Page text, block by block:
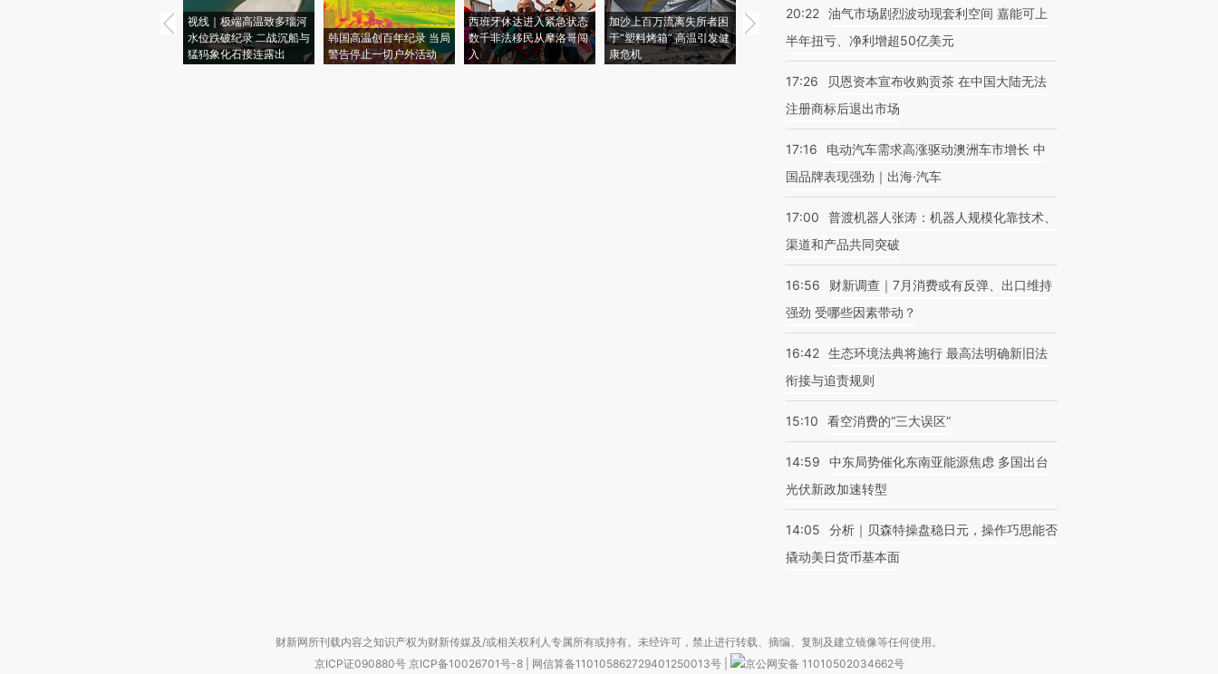
视线｜极端高温致多瑙河
水位跌破纪录 二战沉船与
猛犸象化石接连露出
韩国高温创百年纪录 当局
警告停止一切户外活动
西班牙休达进入紧急状态
数千非法移民从摩洛哥闯
入
加沙上百万流离失所者困
于“塑料烤箱” 高温引发健
康危机
视线｜HYROX的吸金
术：是什么让中产们甘
马航飞行员跨国走私7万
粒摇头丸 尿检体内含3种
视线｜被称为“蟑螂”的印
20:22 油气市场剧烈波动现套利空间 嘉能可上
半年扭亏、净利增超50亿美元
17:26
贝恩资本宣布收购贡茶 在中国大陆无法
注册商标后退出市场
17:16
电动汽车需求高涨驱动澳洲车市增长 中
国品牌表现强劲｜出海·汽车
17:00
普渡机器人张涛：机器人规模化靠技术、
渠道和产品共同突破
16:56
财新调查｜7月消费或有反弹、出口维持
强劲 受哪些因素带动？
16:42 生态环境法典将施行 最高法明确新旧法
衔接与追责规则
15:10 看空消费的“三大误区”
14:59
中东局势催化东南亚能源焦虑 多国出台
光伏新政加速转型
14:05
分析｜贝森特操盘稳日元，操作巧思能否
撬动美日货币基本面
财新网所刊载内容之知识产权为财新传媒及/或相关权利人专属所有或持有。未经许可，禁止进行转载、摘编、复制及建立镜像等任何使用。
京ICP证090880号 京ICP备10026701号-8 网信算备110105862729401250013号 京公网安备 11010502034662号